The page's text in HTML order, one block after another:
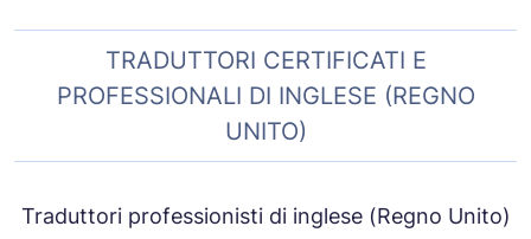
TRADUTTORI CERTIFICATI E
PROFESSIONALI DI INGLESE (REGNO
UNITO)
Traduttori professionisti di inglese (Regno Unito)